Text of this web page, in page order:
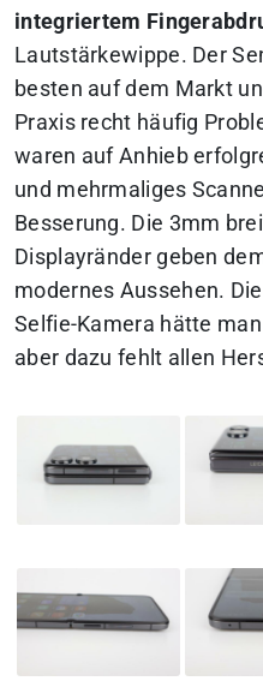
integriertem
Lautstärkewippe. Der
besten auf dem Markt
Praxis recht häufig
waren auf Anhieb
und mehrmaliges
Besserung. Die 3mm
Displayränder geben
modernes Aussehen.
Selfie-Kamera hätte
aber dazu fehlt allen